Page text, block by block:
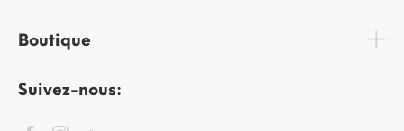
Boutique
Suivez-nous: